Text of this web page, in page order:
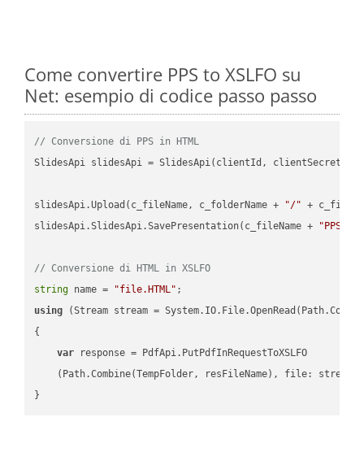
Come convertire PPS to XSLFO su
Net: esempio di codice passo passo
// Conversione di PPS in HTML
SlidesApi slidesApi = SlidesApi(clientId, clientSecret);
slidesApi.Upload(c_fileName, c_folderName + "/" +
slidesApi.SlidesApi.SavePresentation(c_fileName +
"PPS"
// Conversione di HTML in XSLFO
string name = "file.HTML"
using (Stream stream =
{
var response = PdfApi.PutPdfInRequestToXSLFO
    (Path.Combine(TempFolder, resFileName), file: stream);